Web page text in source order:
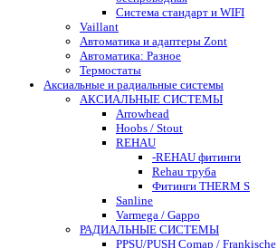
Система стандарт и WIFI
Vaillant
Автоматика и адаптеры Zont
Автоматика: Разное
Термостаты
Аксиальные и радиальные системы
АКСИАЛЬНЫЕ СИСТЕМЫ
Arrowhead
Hoobs / Stout
REHAU
-REHAU фитинги
Rehau труба
Фитинги THERM S
Sanline
Varmega / Gappo
РАДИАЛЬНЫЕ СИСТЕМЫ
PPSU/PUSH Comap / Frankische